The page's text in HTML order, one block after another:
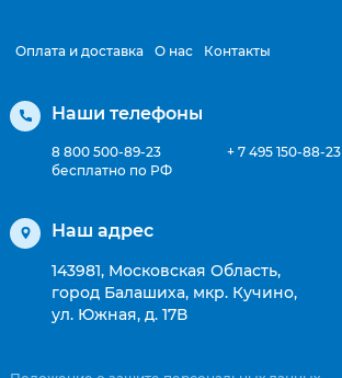
Оплата и доставка О нас Контакты
Наши телефоны
8 800 500-89-23
бесплатно по РФ
+ 7 495 150-88-23
Наш адрес
143981, Московская Область,
город Балашиха, мкр. Кучино,
ул. Южная, д. 17В